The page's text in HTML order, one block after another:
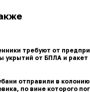
требуют от
укрытий от БПЛА и ракет
отправили в
по вине которого